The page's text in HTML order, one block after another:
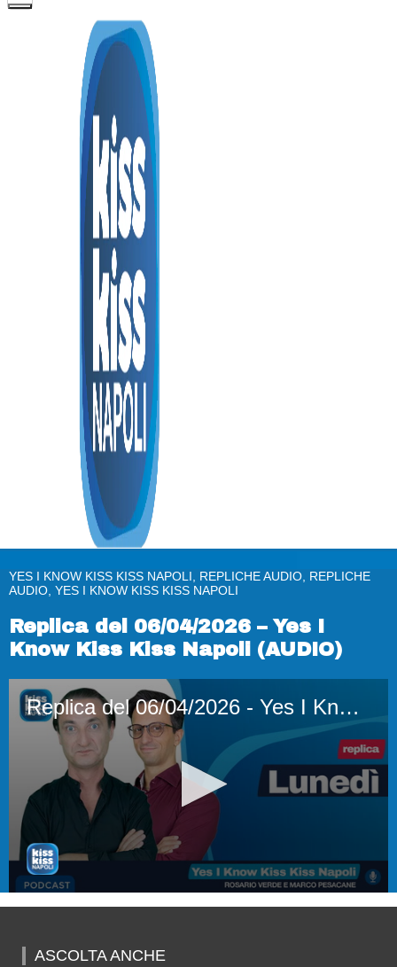
YES I KNOW KISS KISS NAPOLI, REPLICHE AUDIO, REPLICHE
AUDIO, YES I KNOW KISS KISS NAPOLI
Replica del 06/04/2026 – Yes I
Know Kiss Kiss Napoli (AUDIO)
Replica del 06/04/2026 - Yes I Know Kiss Kiss Napoli (AUDIO)
hours,ASCOLTA ANCHE